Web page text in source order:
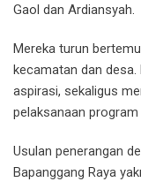
Gaol dan Ardiansyah.
Mereka turun
kecamatan dan desa.
aspirasi, sekaligus
pelaksanaan
Usulan penerangan
Bapanggang Raya